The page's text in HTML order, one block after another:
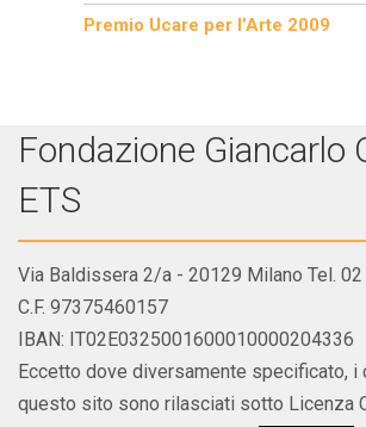
Premio Ucare per l’Arte 2009
Fondazione Giancarlo
ETS
Via Baldissera 2/a - 20129 Milano Tel.
C.F. 97375460157
IBAN: IT02E0325001600010000204336
Eccetto dove diversamente specificato, i
questo sito sono rilasciati sotto Licenza